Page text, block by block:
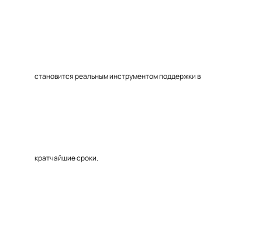
становится реальным инструментом поддержки в
кратчайшие сроки.